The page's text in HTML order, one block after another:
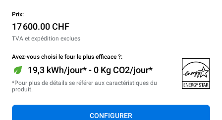
Prix:
17 600.00 CHF
TVA et expédition exclues
Avez-vous choisi le four le plus efficace ?:
19,3 kWh/jour* - 0 Kg CO2/jour*
*Pour plus de détails se référer aux caractéristiques du
produit.
CONFIGURER